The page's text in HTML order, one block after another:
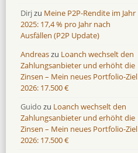
Dirjzu Meine P2P-Rendite im Jahr
2025: 17,4 % pro Jahr nach
Ausfällen (P2P Update)
Andreaszu Loanch wechselt den
Zahlungsanbieter und erhöht die
Zinsen – Mein neues Portfolio-Ziel
2026: 17.500 €
Guido zu Loanch wechselt den
Zahlungsanbieter und erhöht die
Zinsen – Mein neues Portfolio-Ziel
2026: 17.500 €